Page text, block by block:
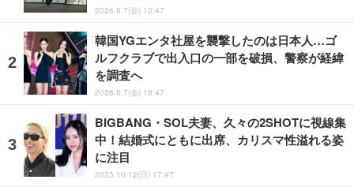
2026.8.7(金) 10:47
韓国YGエンタ社屋を襲撃したのは日本人…ゴ
ルフクラブで出入口の一部を破損、警察が経緯
を調査へ
2026.8.7(金) 18:47
BIGBANG・SOL夫妻、久々の2SHOTに視線集
中！結婚式にともに出席、カリスマ性溢れる姿
に注目
2025.10.12(日) 17:47